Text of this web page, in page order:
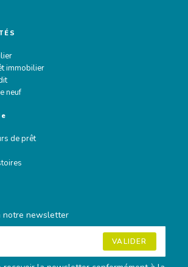
immobilier
neuf
de prêt
notre newsletter
VALIDER